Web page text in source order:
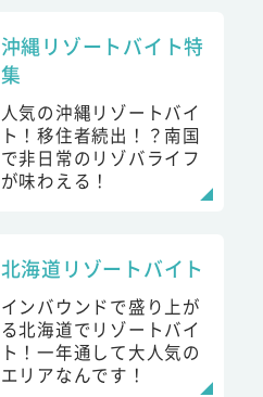
沖縄リゾートバイト特
集
人気の沖縄リゾートバイ
ト！移住者続出！？南国
で非日常のリゾバライフ
が味わえる！
北海道リゾートバイト
インバウンドで盛り上が
る北海道でリゾートバイ
ト！一年通して大人気の
エリアなんです！